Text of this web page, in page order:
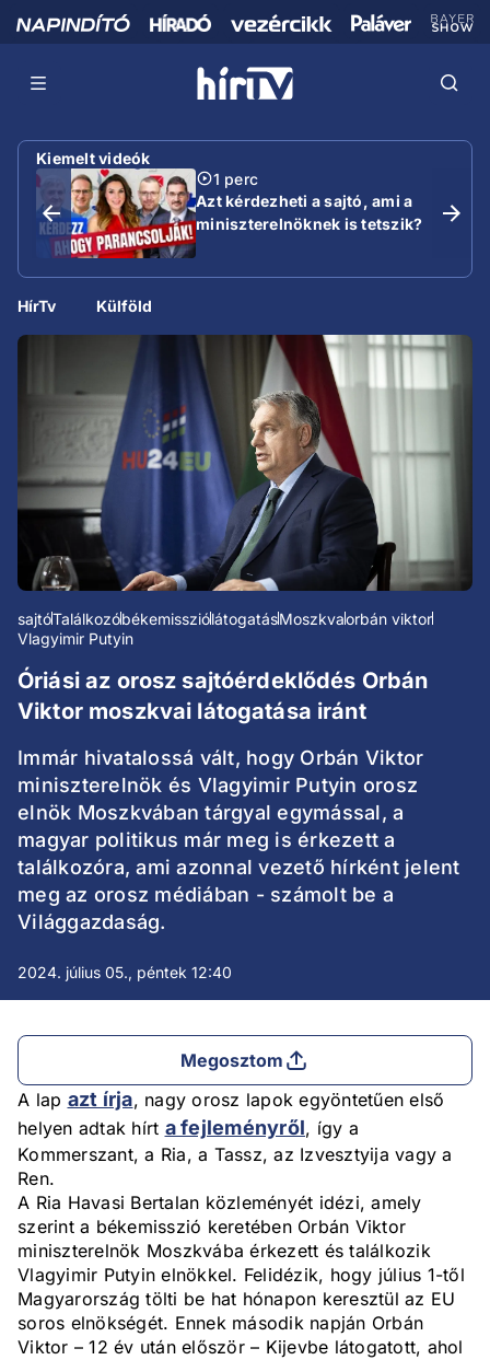
Kiemelt videók
1 perc
Azt kérdezheti a sajtó, ami a
miniszterelnöknek is tetszik?
HírTv Külföld
sajtóTalálkozóbékemissziólátogatásMoszkvaorbán viktor
Vlagyimir Putyin
Óriási az orosz sajtóérdeklődés Orbán
Viktor moszkvai látogatása iránt
Immár hivatalossá vált, hogy Orbán Viktor
miniszterelnök és Vlagyimir Putyin orosz
elnök Moszkvában tárgyal egymással, a
magyar politikus már meg is érkezett a
találkozóra, ami azonnal vezető hírként jelent
meg az orosz médiában - számolt be a
Világgazdaság.
2024. július 05., péntek 12:40
Megosztom
A lap azt írja, nagy orosz lapok egyöntetűen első
helyen adtak hírt a fejleményről, így a
Kommerszant, a Ria, a Tassz, az Izvesztyija vagy a
Ren.
A Ria Havasi Bertalan közleményét idézi, amely
szerint a békemisszió keretében Orbán Viktor
miniszterelnök Moszkvába érkezett és találkozik
Vlagyimir Putyin elnökkel. Felidézik, hogy július 1-től
Magyarország tölti be hat hónapon keresztül az EU
soros elnökségét. Ennek második napján Orbán
Viktor – 12 év után először – Kijevbe látogatott, ahol